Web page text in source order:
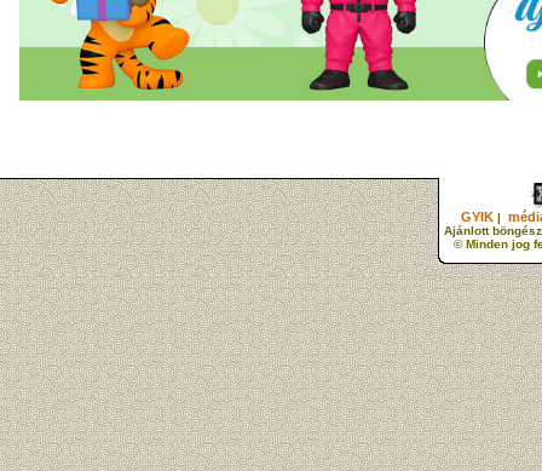
GYIK |
Ajánlott
© Minden jog